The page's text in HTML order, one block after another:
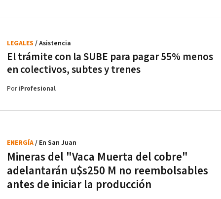
El trámite con la SUBE para pagar 55% menos
en colectivos, subtes y trenes
LEGALES / Asistencia
PoriProfesional
Mineras del "Vaca Muerta del cobre"
adelantarán u$s250 M no reembolsables
antes de iniciar la producción
ENERGÍA/ En San Juan